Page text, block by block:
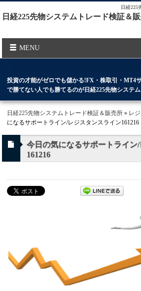
日経225
日経225先物システムトレード検証＆
MENU
投資の才能がゼロでも儲かる!FX・株取引・MT4
で勝てない人でも勝てるのが日経225先物システム
日経225先物システムトレード検証＆販売所 » レ
になるサポートライン/レジスタンスライン161216
今日の気になるサポートライン
161216